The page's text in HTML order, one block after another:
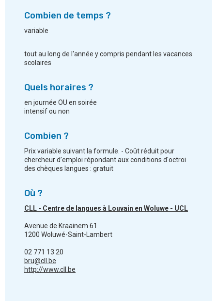
Combien de temps ?
variable
tout au long de l'année y compris pendant les vacances
scolaires
Quels horaires ?
en journée OU en soirée
intensif ou non
Combien ?
Prix variable suivant la formule. - Coût réduit pour
chercheur d’emploi répondant aux conditions d'octroi
des chèques langues : gratuit
Où ?
CLL - Centre de langues à Louvain en Woluwe - UCL
Avenue de Kraainem 61
1200 Woluwé-Saint-Lambert
02 771 13 20
bru@cll.be
http://www.cll.be